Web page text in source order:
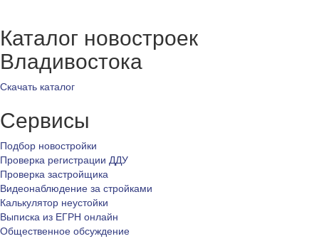
Каталог новостроек
Владивостока
Скачать каталог
Сервисы
Подбор новостройки
Проверка регистрации ДДУ
Проверка застройщика
Видеонаблюдение за стройками
Калькулятор неустойки
Выписка из ЕГРН онлайн
Общественное обсуждение